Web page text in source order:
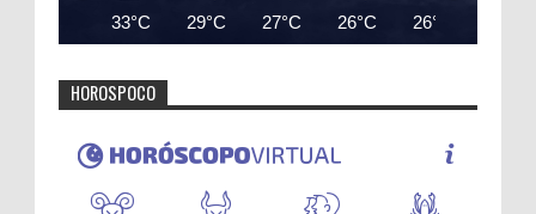
33°C 29°C 27°C 26°C 26°C
HOROSPOCO